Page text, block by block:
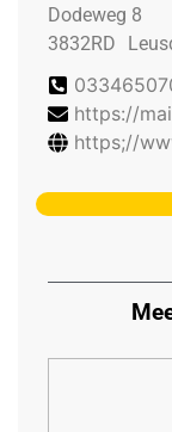
Dodeweg 8
3832RD
https://
https;//